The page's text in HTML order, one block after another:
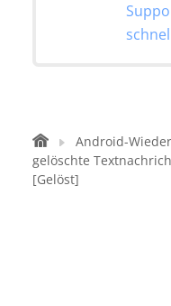
Android-
gelöschte
[Gelöst]